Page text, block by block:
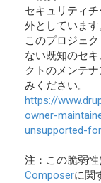
セキュリティ
外としています
このプロジェ
ない既知のセ
クトのメンテ
みください。
https://
owner-
unsupported-
注：この脆弱
Composerに関